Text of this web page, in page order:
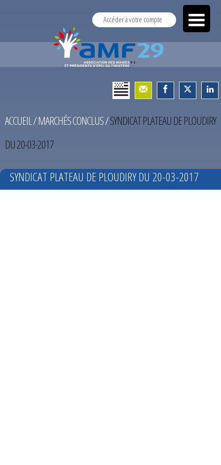
Accéder à votre compte
ACCUEIL/MARCHÉS CONCLUS/SYNDICAT PLATEAU DE PLOUDIRY
DU 20-03-2017
SYNDICAT PLATEAU DE PLOUDIRY DU 20-03-2017